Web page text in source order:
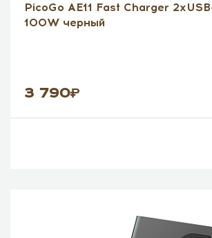
PicoGo AE11 Fast Charger
100W черный
3 790